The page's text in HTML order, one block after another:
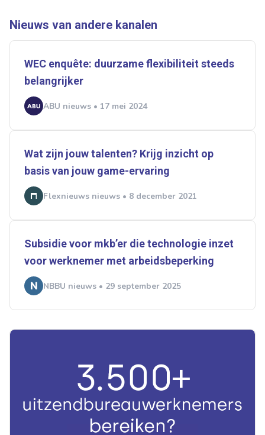
Nieuws van andere kanalen
WEC enquête: duurzame flexibiliteit steeds
belangrijker
ABU nieuws • 17 mei 2024
Wat zijn jouw talenten? Krijg inzicht op
basis van jouw game-ervaring
Flexnieuws nieuws • 8 december 2021
Subsidie voor mkb’er die technologie inzet
voor werknemer met arbeidsbeperking
NBBU nieuws • 29 september 2025